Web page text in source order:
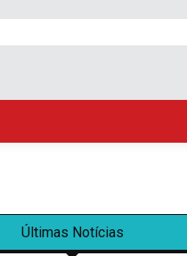
Últimas Notícias